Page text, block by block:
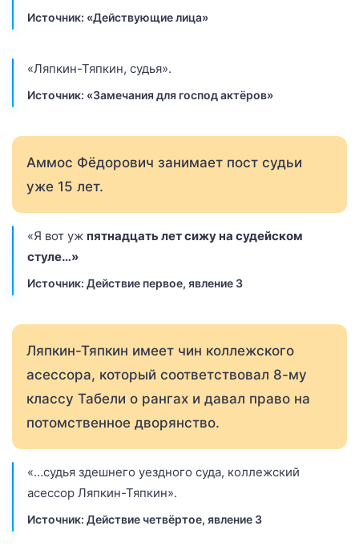
Источник: «Действующие лица»
«Ляпкин-Тяпкин, судья».
Источник: «Замечания для господ актёров»
Аммос Фёдорович занимает пост судьи
уже 15 лет.
«Я вот уж пятнадцать лет сижу на судейском
стуле…»
Источник: Действие первое, явление 3
Ляпкин-Тяпкин имеет чин коллежского
асессора, который соответствовал 8-му
классу Табели о рангах и давал право на
потомственное дворянство.
«…судья здешнего уездного суда, коллежский
асессор Ляпкин-Тяпкин».
Источник: Действие четвёртое, явление 3